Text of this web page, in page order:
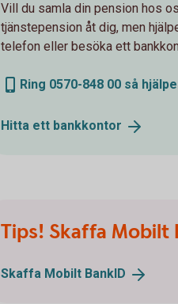
Vill du samla din pension hos
tjänstepension åt dig, men
telefon eller besöka ett
Ring 0570-848 00 så
Hitta ett bankkontor
Tips! Skaffa Mobilt
Skaffa Mobilt BankID